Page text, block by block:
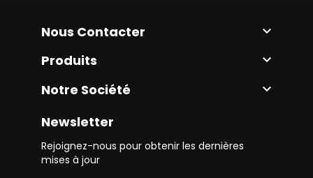
Nous Contacter 
Produits 
Notre Société 
Newsletter
Rejoignez-nous pour obtenir les dernières
mises à jour